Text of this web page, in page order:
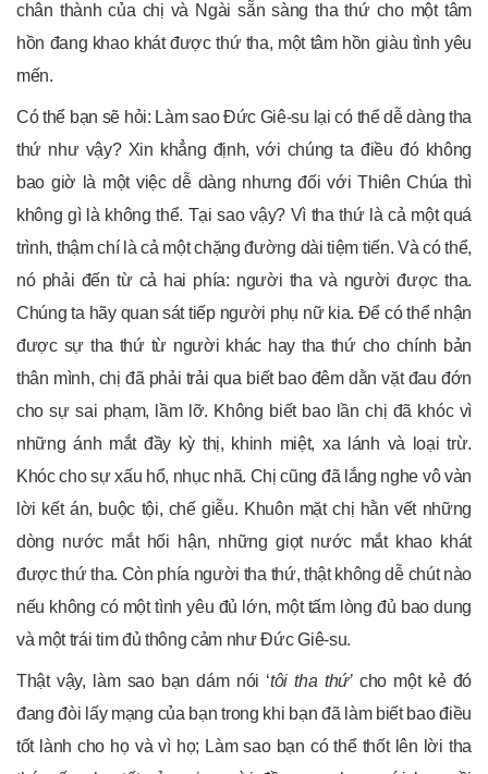
chân thành của chị và Ngài sẵn sàng tha thứ cho một tâm
hồn đang khao khát được thứ tha, một tâm hồn giàu tình yêu
mến.
Có thể bạn sẽ hỏi: Làm sao Đức Giê-su lại có thể dễ dàng tha
thứ như vậy? Xin khẳng định, với chúng ta điều đó không
bao giờ là một việc dễ dàng nhưng đối với Thiên Chúa thì
không gì là không thể. Tại sao vậy? Vì tha thứ là cả một quá
trình, thậm chí là cả một chặng đường dài tiệm tiến. Và có thể,
nó phải đến từ cả hai phía: người tha và người được tha.
Chúng ta hãy quan sát tiếp người phụ nữ kia. Để có thể nhận
được sự tha thứ từ người khác hay tha thứ cho chính bản
thân mình, chị đã phải trải qua biết bao đêm dằn vặt đau đớn
cho sự sai phạm, lầm lỡ. Không biết bao lần chị đã khóc vì
những ánh mắt đầy kỳ thị, khinh miệt, xa lánh và loại trừ.
Khóc cho sự xấu hổ, nhục nhã. Chị cũng đã lắng nghe vô vàn
lời kết án, buộc tội, chế giễu. Khuôn mặt chị hằn vết những
dòng nước mắt hối hận, những giọt nước mắt khao khát
được thứ tha. Còn phía người tha thứ, thật không dễ chút nào
nếu không có một tình yêu đủ lớn, một tấm lòng đủ bao dung
và một trái tim đủ thông cảm như Đức Giê-su.
Thật vậy, làm sao bạn dám nói ‘tôi tha thứ’cho một kẻ đó
đang đòi lấy mạng của bạn trong khi bạn đã làm biết bao điều
tốt lành cho họ và vì họ; Làm sao bạn có thể thốt lên lời tha